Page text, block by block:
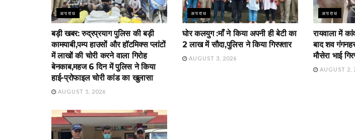
अपराध
बड़ी खबर: रुद्रप्रयाग पुलिस की बड़ी
कामयाबी,पम्प हाउसों और हॉटमिक्स प्लांटों
में लाखों की चोरी करने वाला गिरोह
बेनकाब,महज 6 दिन में पुलिस ने किया
हाई-प्रोफाइल चोरी कांड का खुलासा
AUGUST 5, 2026
अपराध
घोर कलयुग :माँ ने किया अपनी ही बेटी का
2 लाख में सौदा,पुलिस ने किया गिरफ्तार
AUGUST 3, 2026
अपराध
रायवाला में
बाद शव
मौसेरा भाई
AUGUST 2,